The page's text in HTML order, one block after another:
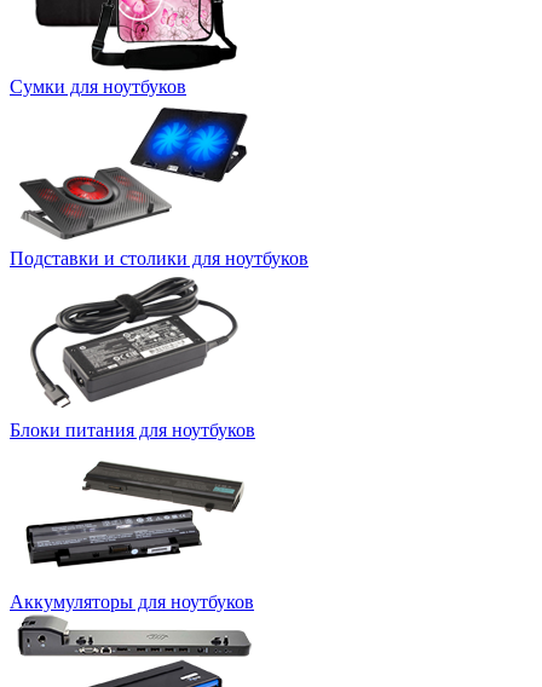
Сумки для ноутбуков
Подставки и столики для ноутбуков
Блоки питания для ноутбуков
Аккумуляторы для ноутбуков